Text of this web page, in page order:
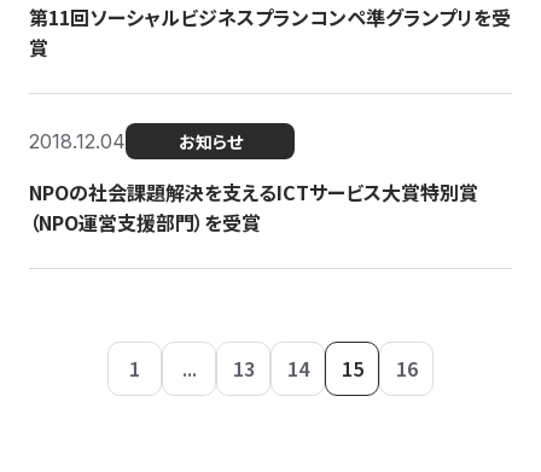
第11回ソーシャルビジネスプランコンペ準グランプリを受
賞
2018.12.04 お知らせ
NPOの社会課題解決を支えるICTサービス大賞特別賞
（NPO運営支援部門）を受賞
1 ... 13 14 15 16